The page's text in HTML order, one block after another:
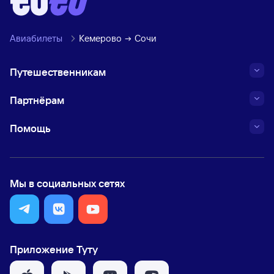
Авиабилеты Кемерово Сочи
Путешественникам
Партнёрам
Помощь
Мы в социальных сетях
Приложение Туту